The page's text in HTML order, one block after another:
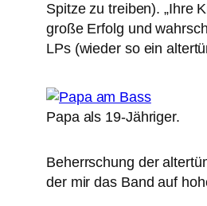
Spitze zu treiben). „Ihre
große Erfolg und
LPs (wieder so ein
Papa als 19-Jähriger.
Beherrschung der
der mir das Band auf